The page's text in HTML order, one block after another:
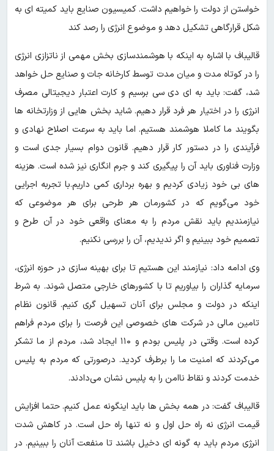
خواستن از دولت را خواهیم داشت. کمیسیون صنایع باید کمیته ای به
شکل قرارگاهی تشکیل دهد و موضوع انرژی را رصد کند
قالیباف با اشاره به اینکه با هوشمندسازی بخش مهمی از ناتزازی انرژی
را در کوتاه مدت و میان مدت توسط کارخانه جات و صنایع حل خواهد
شد، گفت: باید به ای دی سی برسیم و کارت اعتبار دیجیتالی مصرف
انرژی را در اختیار هر فرد قرار دهیم. شاید بخش هایی از وزارتخانه ها
بگویند ما کاملا هوشمند هستیم. اما باید به سرعت اصلاح نهادی و
فرآیندی را در دستور کار قرار دهیم. قانون دوام بسیار جدی است و
وزارت فناوری باید آن را پیگیری کند و جرم انگاری نیز شده است. هزینه
های بی خود زیادی کردیم و بهره برداری کمی داریم.با تجربه اجرایی
خود می‌گویم که در کشورمان هر طرحی برای هر موضوعی که
نیازمندیم باید نقش مردم را به معنای واقعی خود در آن طرح و
تصمیم خود ببینیم و اگر ندیدیم، آن را بررسی نکنیم.
وی ادامه داد: نیازمند این هستیم تا برای بهینه سازی در حوزه انرژی،
سرمایه گذاران را بیاوریم تا با کشورهای خارجی متصل شوند. به شرط
اینکه در دولت و مجلس برای آنان تسهیل گری کنیم. قانون نظام
تامین مالی در شرکت های خصوصی این فرصت را برای مردم فراهم
کرده است. وقتی در پلیس بودم و ۱۱۰ ایجاد شد، مردم از ما تشکر
می‌کردند که امنیت ما را برطرف کردید. درصورتی که مردم به پلیس
خدمت کردند و نقاط ناامن را به پلیس نشان می‌دادند.
قالیباف گفت: در همه بخش ها باید اینگونه عمل کنیم. حتما افزایش
قیمت انرژی نه راه حل اول و نه تنها راه حل است. در کاهش شدت
انرژی مردم باید به گونه ای دخیل باشند تا منفعت آنان را ببینیم. در